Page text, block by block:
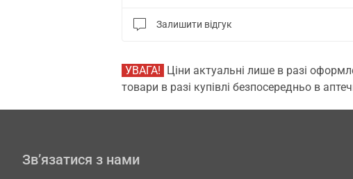
Залишити відгук
УВАГА! Ціни актуальні лише в разі
товари в разі купівлі безпосередньо в
Зв’язатися з нами